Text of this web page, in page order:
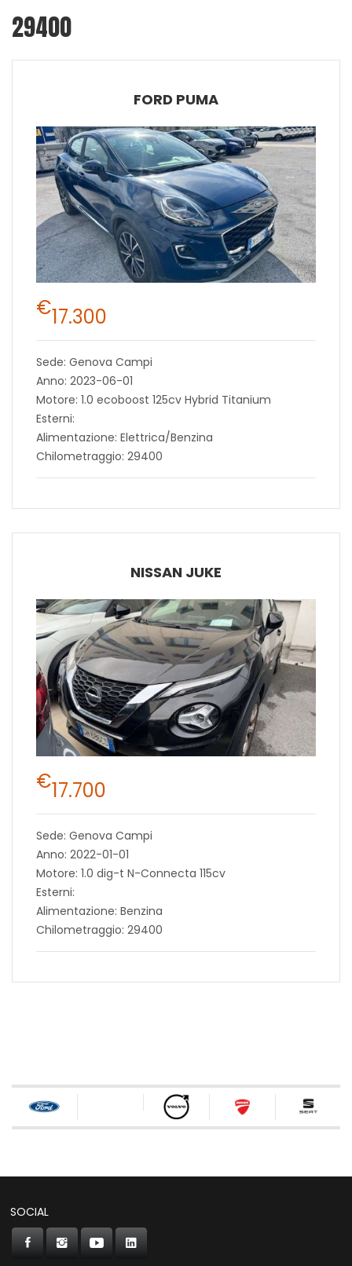
29400
FORD PUMA
€17.300
Sede: Genova Campi
Anno: 2023-06-01
Motore: 1.0 ecoboost 125cv Hybrid Titanium
Esterni:
Alimentazione: Elettrica/Benzina
Chilometraggio: 29400
NISSAN JUKE
€17.700
Sede: Genova Campi
Anno: 2022-01-01
Motore: 1.0 dig-t N-Connecta 115cv
Esterni:
Alimentazione: Benzina
Chilometraggio: 29400
SOCIAL